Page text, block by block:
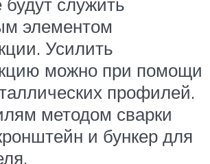
элементом
Усилить
можно при помощи
профилей.
методом сварки
и бункер для